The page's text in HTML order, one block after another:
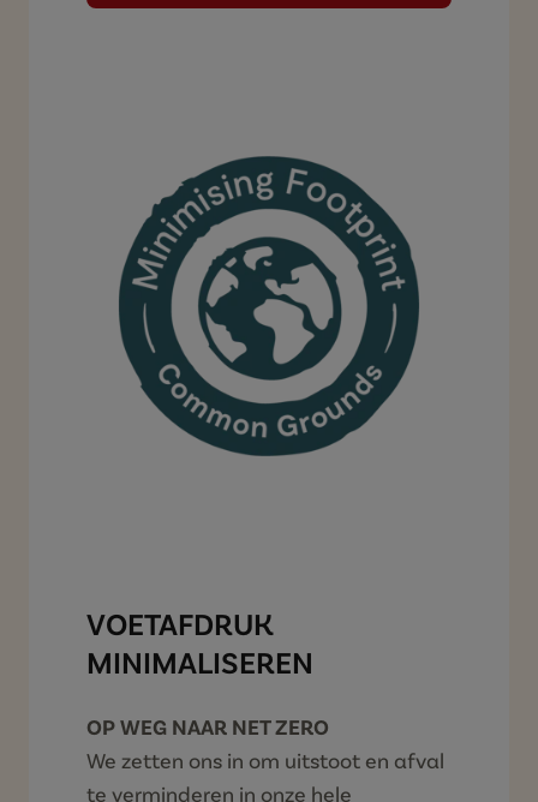
VOETAFDRUK
MINIMALISEREN
OP WEG NAAR NET ZERO
We zetten ons in om uitstoot en afval
te verminderen in onze hele